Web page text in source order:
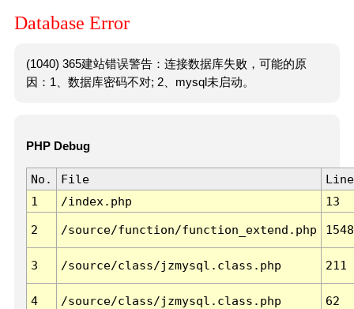
Database Error
(1040) 365建站错误警告：连接数据库失败，可能的原
因：1、数据库密码不对; 2、mysql未启动。
PHP Debug
No. File
Line
1
/index.php 13
2 /source/function/function_extend.php 1548
3 /source/class/jzmysql.class.php 211
4 /source/class/jzmysql.class.php 62